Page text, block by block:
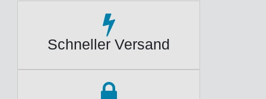
Schneller Versand